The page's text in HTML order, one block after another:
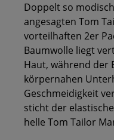
Doppelt so
angesagten Tom
vorteilhaften 2er
Baumwolle liegt
Haut, während der
körpernahen
Geschmeidigkeit
sticht der
helle Tom Tailor